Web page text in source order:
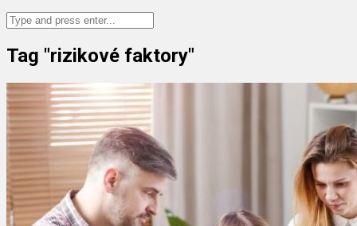
Tag "rizikové faktory"